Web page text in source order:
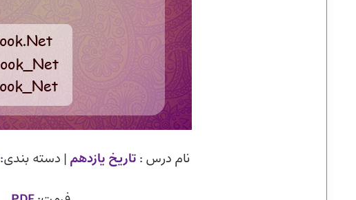
نام درس : تاریخ یازدهم | دسته بندی: